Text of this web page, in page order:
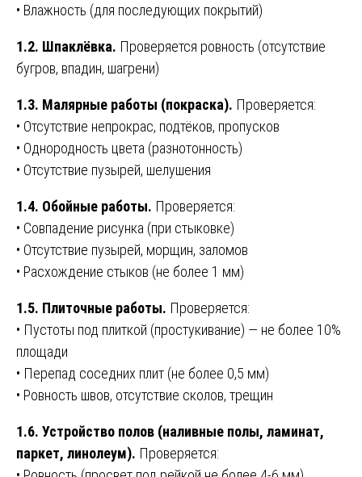
• Влажность (для последующих покрытий)
1.2. Шпаклёвка. Проверяется ровность (отсутствие
бугров, впадин, шагрени)
1.3. Малярные работы (покраска). Проверяется:
• Отсутствие непрокрас, подтёков, пропусков
• Однородность цвета (разнотонность)
• Отсутствие пузырей, шелушения
1.4. Обойные работы. Проверяется:
• Совпадение рисунка (при стыковке)
• Отсутствие пузырей, морщин, заломов
• Расхождение стыков (не более 1 мм)
1.5. Плиточные работы. Проверяется:
• Пустоты под плиткой (простукивание) — не более 10%
площади
• Перепад соседних плит (не более 0,5 мм)
• Ровность швов, отсутствие сколов, трещин
1.6. Устройство полов (наливные полы, ламинат,
паркет, линолеум). Проверяется: